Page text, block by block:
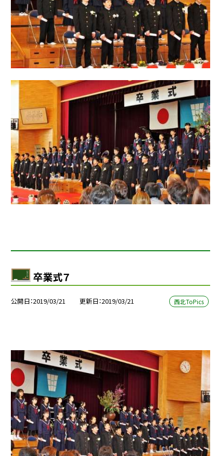
卒業式７
公開日 2019/03/21 更新日 2019/03/21 西北ToPics